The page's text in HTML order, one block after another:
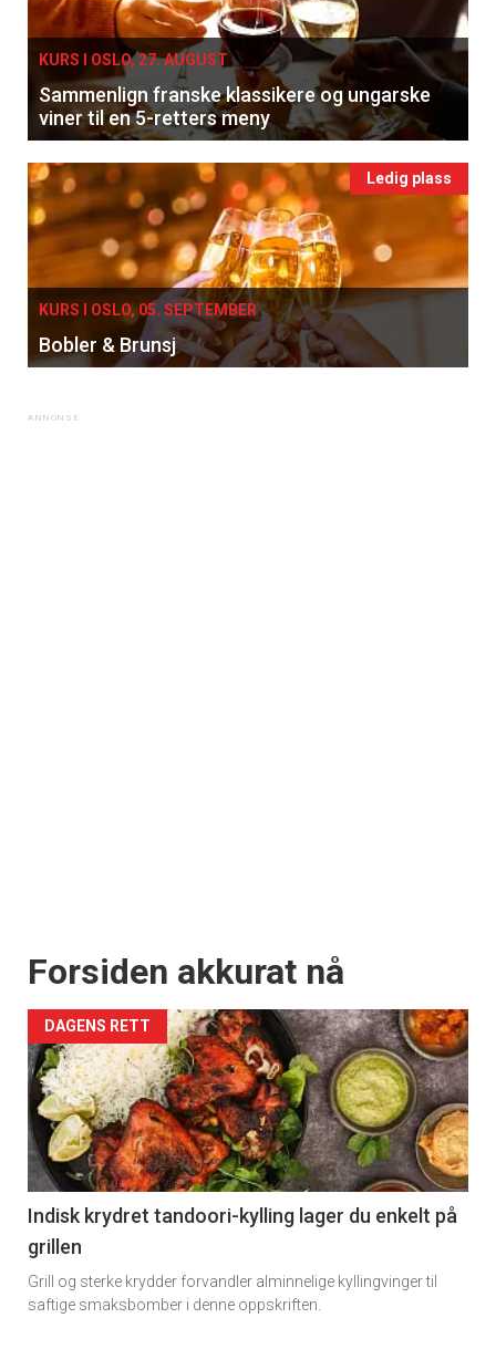
KURS I OSLO, 27. AUGUST
Sammenlign franske klassikere og ungarske
viner til en 5-retters meny
Ledig plass
KURS I OSLO, 05. SEPTEMBER
Bobler & Brunsj
Forsiden akkurat nå
DAGENS RETT
Indisk krydret tandoori-kylling lager du enkelt på
grillen
Grill og sterke krydder forvandler alminnelige kyllingvinger til
saftige smaksbomber i denne oppskriften.